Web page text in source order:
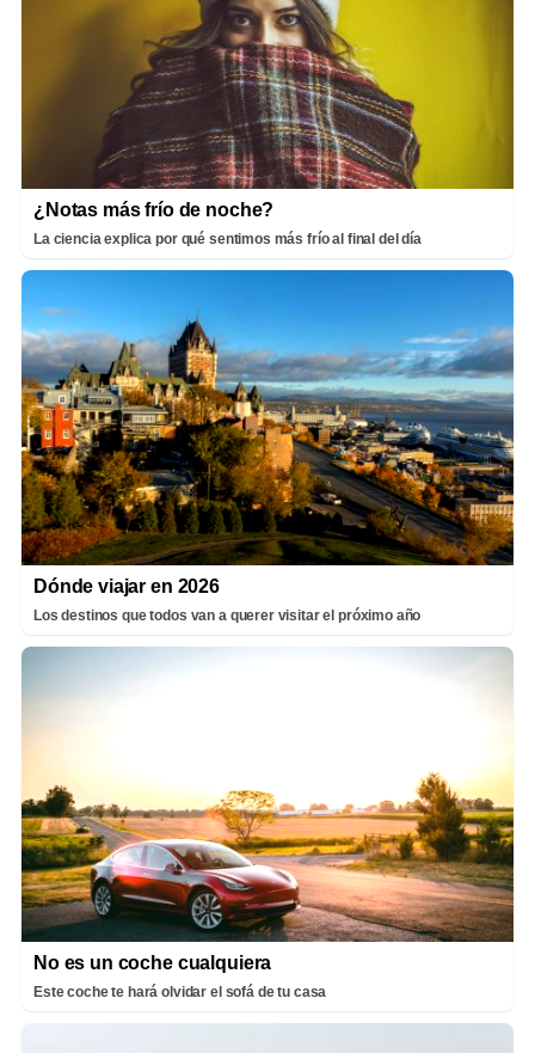
¿Notas más frío de noche?
La ciencia explica por qué sentimos más frío al final del día
Dónde viajar en 2026
Los destinos que todos van a querer visitar el próximo año
No es un coche cualquiera
Este coche te hará olvidar el sofá de tu casa